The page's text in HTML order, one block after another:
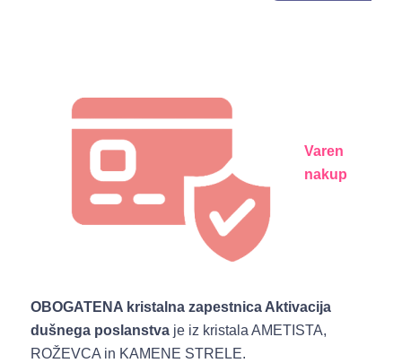
Varen
nakup
OBOGATENA kristalna zapestnica Aktivacija
dušnega poslanstva je iz kristala AMETISTA,
ROŽEVCA in KAMENE STRELE.